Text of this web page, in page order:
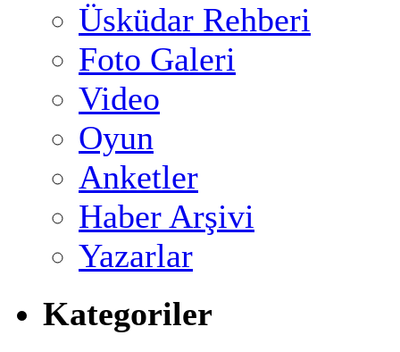
Üsküdar Rehberi
Foto Galeri
Video
Oyun
Anketler
Haber Arşivi
Yazarlar
Kategoriler